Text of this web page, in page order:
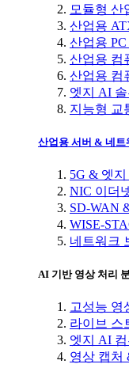
모듈형 산
산업용
산업용
산업용 컴
산업용 컴
엣지 AI 솔
지능형 교
산업용 서버 & 네트
5G & 엣
NIC 이더
SD-WAN
WISE-
네트워크
AI 기반 영상 처리
고성능 영
라이브 스
엣지 AI 컴
영상 캡처